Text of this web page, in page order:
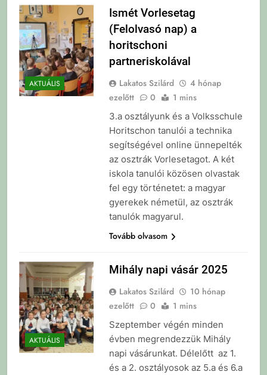
AKTUÁLIS
Ismét Vorlesetag
(Felolvasó nap) a
horitschoni
partneriskolával
Lakatos Szilárd
4 hónap
ezelőtt
0 1 mins
3.a osztályunk és a Volksschule
Horitschon tanulói a technika
segítségével online ünnepelték
az osztrák Vorlesetagot. A két
iskola tanulói közösen olvastak
fel egy történetet: a magyar
gyerekek németül, az osztrák
tanulók magyarul.
Tovább olvasom
AKTUÁLIS
Mihály napi vásár 2025
Lakatos Szilárd
10 hónap
ezelőtt
0 1 mins
Szeptember végén minden
évben megrendezzük Mihály
napi vásárunkat. Délelőtt az 1.
és a 2. osztályosok az 5.a és 6.a